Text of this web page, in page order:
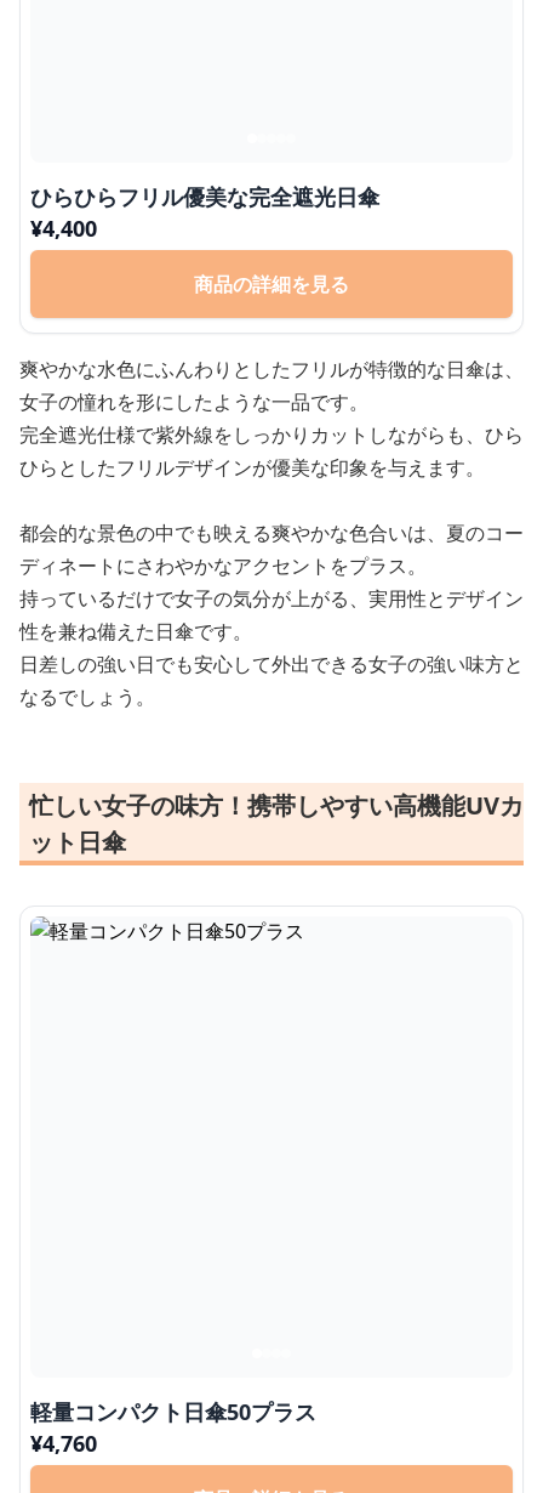
ひらひらフリル優美な完全遮光日傘
¥4,400
商品の詳細を見る
爽やかな水色にふんわりとしたフリルが特徴的な日傘は、
女子の憧れを形にしたような一品です。
完全遮光仕様で紫外線をしっかりカットしながらも、ひら
ひらとしたフリルデザインが優美な印象を与えます。
都会的な景色の中でも映える爽やかな色合いは、夏のコー
ディネートにさわやかなアクセントをプラス。
持っているだけで女子の気分が上がる、実用性とデザイン
性を兼ね備えた日傘です。
日差しの強い日でも安心して外出できる女子の強い味方と
なるでしょう。
忙しい女子の味方！携帯しやすい高機能UVカ
ット日傘
軽量コンパクト日傘50プラス
¥4,760